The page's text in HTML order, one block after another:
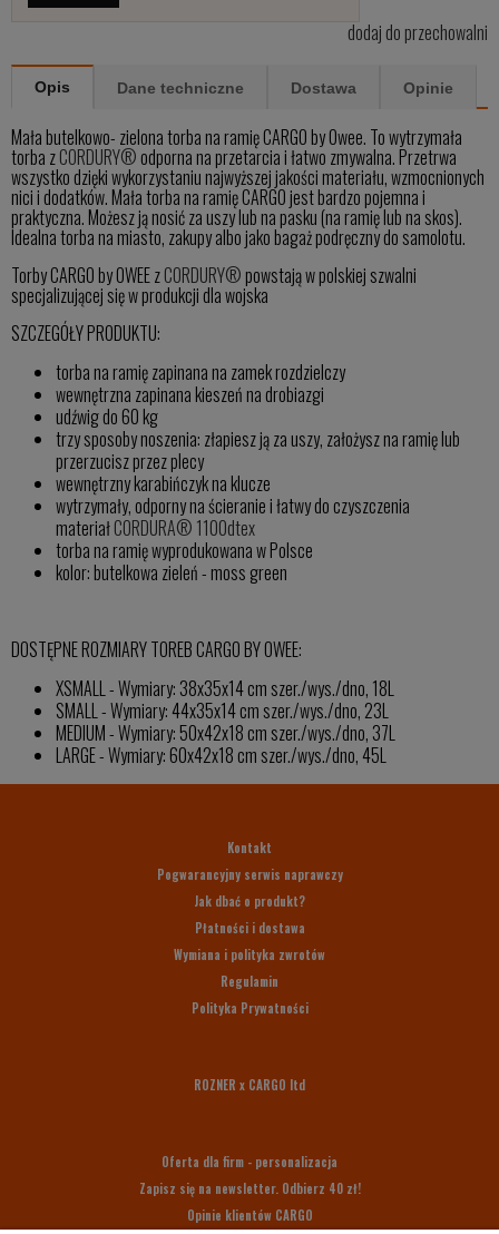
dodaj do przechowalni
Opis Dane techniczne Dostawa Opinie
Mała butelkowo- zielona torba na ramię CARGO by Owee. To wytrzymała
torba zCORDURY®odporna na przetarcia i łatwo zmywalna. Przetrwa
wszystko dzięki wykorzystaniu najwyższej jakości materiału, wzmocnionych
nici i dodatków. Mała torba na ramię CARGO jest bardzo pojemna i
praktyczna. Możesz ją nosić za uszy lub na pasku (na ramię lub na skos).
Idealna torba na miasto, zakupy albo jako bagaż podręczny do samolotu.
Torby CARGO by OWEE zCORDURY®powstają w polskiej szwalni
specjalizującej się w produkcji dla wojska
SZCZEGÓŁY PRODUKTU:
torba na ramię zapinana na zamek rozdzielczy
wewnętrzna zapinana kieszeń na drobiazgi
udźwig do 60 kg
trzy sposoby noszenia: złapiesz ją za uszy, założysz na ramię lub
przerzucisz przez plecy
wewnętrzny karabińczyk na klucze
wytrzymały, odporny na ścieranie i łatwy do czyszczenia
materiałCORDURA® 1100dtex
torba na ramię wyprodukowana w Polsce
kolor: butelkowa zieleń - moss green
DOSTĘPNE ROZMIARY TOREB CARGO BY OWEE:
XSMALL - Wymiary: 38x35x14 cm szer./wys./dno, 18L
SMALL - Wymiary: 44x35x14 cm szer./wys./dno, 23L
MEDIUM - Wymiary: 50x42x18 cm szer./wys./dno, 37L
LARGE - Wymiary: 60x42x18 cm szer./wys./dno, 45L
Kontakt
Pogwarancyjny serwis naprawczy
Jak dbać o produkt?
Płatności i dostawa
Wymiana i polityka zwrotów
Regulamin
Polityka Prywatności
ROZNER x CARGO ltd
Oferta dla firm - personalizacja
Zapisz się na newsletter. Odbierz 40 zł!
Opinie klientów CARGO